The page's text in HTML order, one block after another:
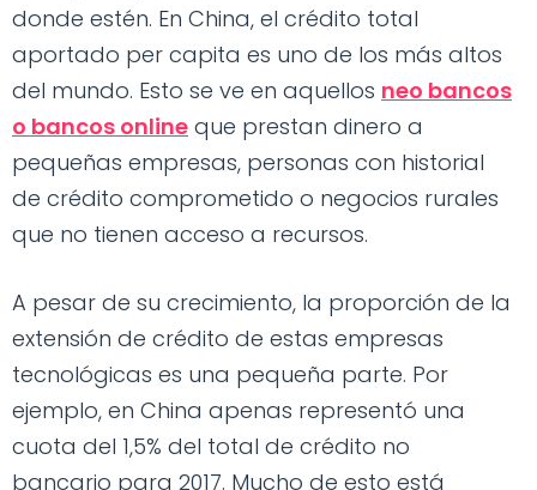
donde estén. En China, el crédito total
aportado per capita es uno de los más altos
del mundo. Esto se ve en aquellos neo bancos
o bancos online que prestan dinero a
pequeñas empresas, personas con historial
de crédito comprometido o negocios rurales
que no tienen acceso a recursos.
A pesar de su crecimiento, la proporción de la
extensión de crédito de estas empresas
tecnológicas es una pequeña parte. Por
ejemplo, en China apenas representó una
cuota del 1,5% del total de crédito no
bancario para 2017. Mucho de esto está